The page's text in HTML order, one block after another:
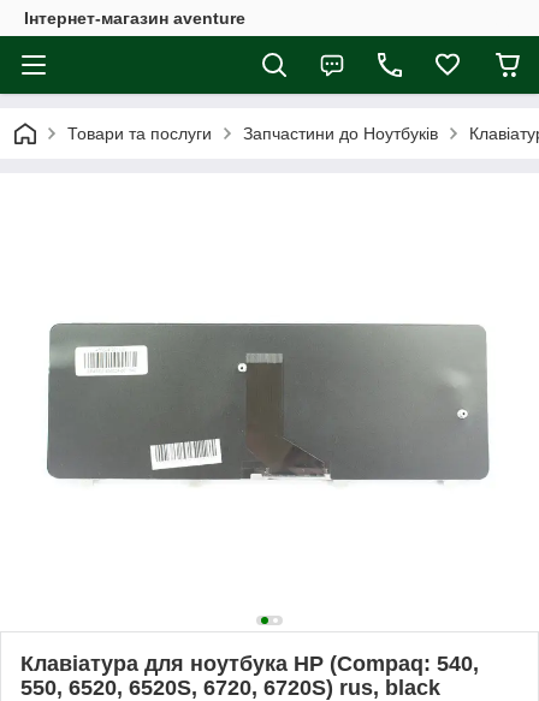
Інтернет-магазин aventure
Товари та послуги Запчастини до Ноутбуків
Клавіатура для ноутбука HP (Compaq: 540,
550, 6520, 6520S, 6720, 6720S) rus, black